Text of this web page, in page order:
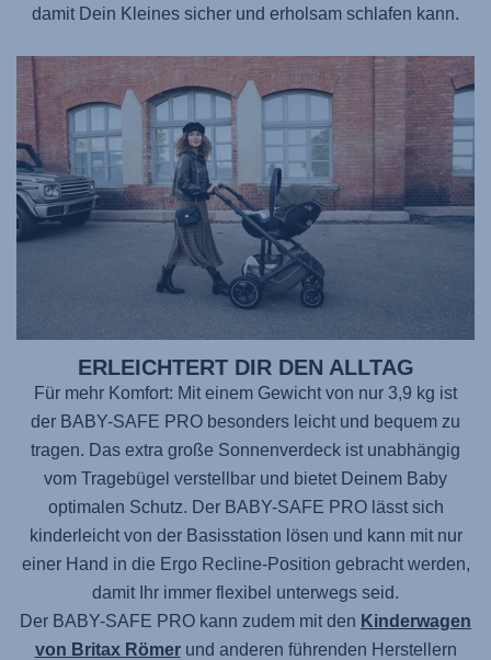
damit Dein Kleines sicher und erholsam schlafen kann.
ERLEICHTERT DIR DEN ALLTAG
Für mehr Komfort: Mit einem Gewicht von nur 3,9 kg ist
der BABY-SAFE PRO besonders leicht und bequem zu
tragen. Das extra große Sonnenverdeck ist unabhängig
vom Tragebügel verstellbar und bietet Deinem Baby
optimalen Schutz. Der BABY-SAFE PROlässt sich
kinderleicht von der Basisstation lösen und kann mit nur
einer Hand in die Ergo Recline-Position gebracht werden,
damit Ihr immer flexibel unterwegs seid.
Der BABY-SAFE PRO kann zudem mit den Kinderwagen
von Britax Römerund anderen führenden Herstellern